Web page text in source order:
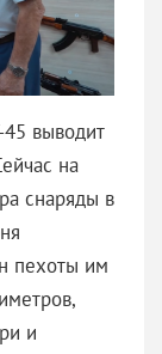
45 выводит
на
снаряды в
пехоты им
и